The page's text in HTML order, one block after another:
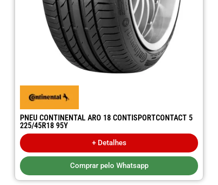
PNEU CONTINENTAL ARO 18 CONTISPORTCONTACT 5
225/45R18 95Y
+ Detalhes
Comprar pelo Whatsapp